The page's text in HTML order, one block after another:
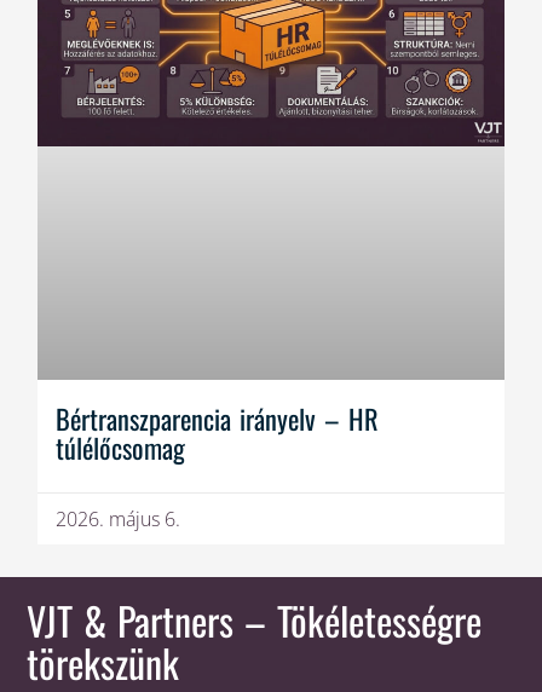
Bértranszparencia irányelv – HR
túlélőcsomag
2026. május 6.
VJT & Partners – Tökéletességre
törekszünk